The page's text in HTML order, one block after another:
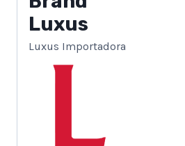
Luxus
Luxus Importadora